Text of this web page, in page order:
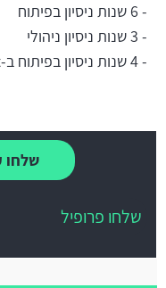
- 6 שנות ניסיון בפיתוח
- 3 שנות ניסיון ניהולי
- 4 שנות ניסיון בפיתוח ב-React
שלחו
שלחו פרופיל